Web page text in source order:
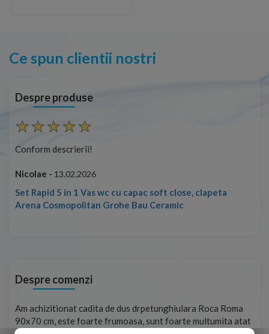
Ce spun clientii nostri
Despre produse
Conform descrierii!
Nicolae - 13.02.2026
Set Rapid 5 in 1 Vas wc cu capac soft close, clapeta
Arena Cosmopolitan Grohe Bau Ceramic
Despre comenzi
Am achizitionat cadita de dus drpetunghiulara Roca Roma
90x70 cm, este foarte frumoasa, sunt foarte multumita atat